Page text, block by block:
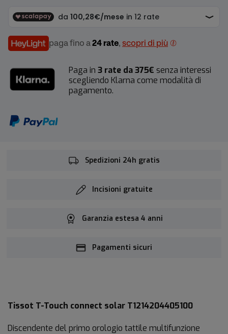
paga fino a 24 rate, scopri di più
Paga in 3 rate da 375€ senza interessi
scegliendo Klarna come modalità di
pagamento.
Spedizioni 24h gratis
Incisioni gratuite
Garanzia estesa 4 anni
Pagamenti sicuri
Tissot T-Touch connect solar T1214204405100
Discendente del primo orologio tattile multifunzione